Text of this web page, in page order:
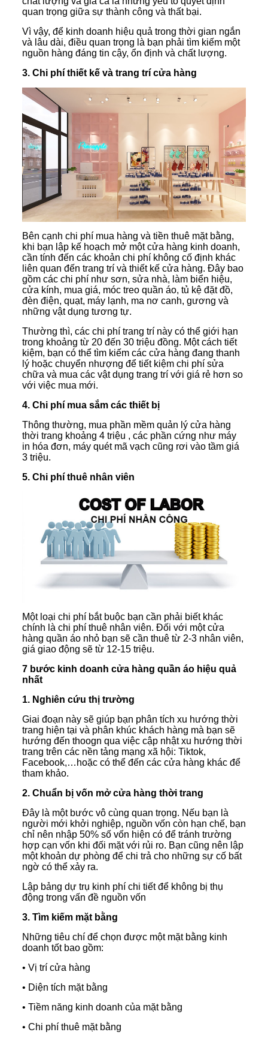
quan trọng giữa sự thành công và thất bại.
Vì vậy, để kinh doanh hiệu quả trong thời gian ngắn
và lâu dài, điều quan trọng là bạn phải tìm kiếm một
nguồn hàng đáng tin cậy, ổn định và chất lượng.
3. Chi phí thiết kế và trang trí cửa hàng
Bên cạnh chi phí mua hàng và tiền thuê mặt bằng,
khi bạn lập kế hoạch mở một cửa hàng kinh doanh,
cần tính đến các khoản chi phí không cố định khác
liên quan đến trang trí và thiết kế cửa hàng. Đây bao
gồm các chi phí như sơn, sửa nhà, làm biển hiệu,
cửa kính, mua giá, móc treo quần áo, tủ kệ đặt đồ,
đèn điện, quạt, máy lạnh, ma nơ canh, gương và
những vật dụng tương tự.
Thường thì, các chi phí trang trí này có thể giới hạn
trong khoảng từ 20 đến 30 triệu đồng. Một cách tiết
kiệm, bạn có thể tìm kiếm các cửa hàng đang thanh
lý hoặc chuyển nhượng để tiết kiệm chi phí sửa
chữa và mua các vật dụng trang trí với giá rẻ hơn so
với việc mua mới.
4. Chi phí mua sắm các thiết bị
Thông thường, mua phần mềm quản lý cửa hàng
thời trang khoảng 4 triệu , các phần cứng như máy
in hóa đơn, máy quét mã vạch cũng rơi vào tầm giá
3 triệu.
5. Chi phí thuê nhân viên
Một loại chi phí bắt buộc bạn cần phải biết khác
chính là chi phí thuê nhân viên. Đối với một cửa
hàng quần áo nhỏ bạn sẽ cần thuê từ 2-3 nhân viên,
giá giao động sẽ từ 12-15 triệu.
7 bước kinh doanh cửa hàng quần áo hiệu quả
nhất
1. Nghiên cứu thị trường
Giai đoạn này sẽ giúp bạn phân tích xu hướng thời
trang hiện tại và phân khúc khách hàng mà bạn sẽ
hướng đến thoogn qua việc cập nhật xu hướng thời
trang trên các nền tảng mạng xã hội: Tiktok,
Facebook,…hoặc có thể đến các cửa hàng khác để
tham khảo.
2. Chuẩn bị vốn mở cửa hàng thời trang
Đây là một bước vô cùng quan trọng. Nếu bạn là
người mới khởi nghiệp, nguồn vốn còn hạn chế, bạn
chỉ nên nhập 50% số vốn hiện có để tránh trường
hợp cạn vốn khi đối mặt với rủi ro. Bạn cũng nên lập
một khoản dự phòng để chi trả cho những sự cố bất
ngờ có thể xảy ra.
Lập bảng dự trụ kinh phí chi tiết để không bị thụ
động trong vấn đề nguồn vốn
3. Tìm kiếm mặt bằng
Những tiêu chí để chọn được một mặt bằng kinh
doanh tốt bao gồm:
• Vị trí cửa hàng
• Diện tích mặt bằng
• Tiềm năng kinh doanh của mặt bằng
• Chi phí thuê mặt bằng